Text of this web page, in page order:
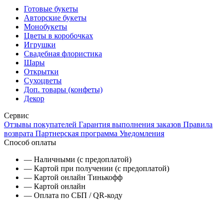
Готовые букеты
Авторские букеты
Монобукеты
Цветы в коробочках
Игрушки
Свадебная флористика
Шары
Открытки
Сухоцветы
Доп. товары (конфеты)
Декор
Сервис
Отзывы покупателей Гарантия выполнения заказов Правила
возврата Партнерская программа Уведомления
Способ оплаты
— Наличными (с предоплатой)
— Картой при получении (с предоплатой)
— Картой онлайн Тинькофф
— Картой онлайн
— Оплата по СБП / QR-коду